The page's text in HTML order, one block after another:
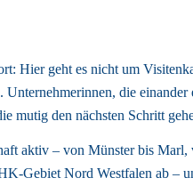
Hier geht es nicht um
die
mutig den nächsten Schritt
aktiv – von Münster bis Marl,
Gebiet Nord Westfalen ab –